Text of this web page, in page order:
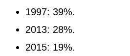
1997: 39%.
2013: 28%.
2015: 19%.